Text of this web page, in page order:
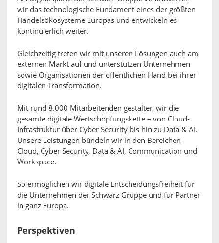
wir das technologische Fundament eines der größten
Handelsökosysteme Europas und entwickeln es
kontinuierlich weiter.
Gleichzeitig treten wir mit unseren Lösungen auch am
externen Markt auf und unterstützen Unternehmen
sowie Organisationen der öffentlichen Hand bei ihrer
digitalen Transformation.
Mit rund 8.000 Mitarbeitenden gestalten wir die
gesamte digitale Wertschöpfungskette – von Cloud-
Infrastruktur über Cyber Security bis hin zu Data & AI.
Unsere Leistungen bündeln wir in den Bereichen
Cloud, Cyber Security, Data & AI, Communication und
Workspace.
So ermöglichen wir digitale Entscheidungsfreiheit für
die Unternehmen der Schwarz Gruppe und für Partner
in ganz Europa.
Perspektiven